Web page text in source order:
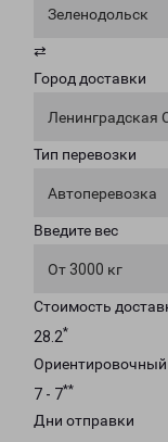
Зеленодольск
⇄
Город доставки
Ленинградская
Тип перевозки
Автоперевозка
Введите вес
От 3000 кг
Стоимость
28.2*
Ориентировочный
7 - 7**
Дни отправки